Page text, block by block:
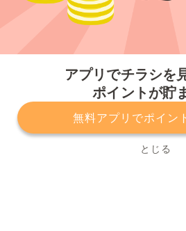
アプリでチラシを
ポイントが貯
無料アプリでポイン
とじる
プライバシーポリシー 利用規
サービスに関してのお問い合わせ